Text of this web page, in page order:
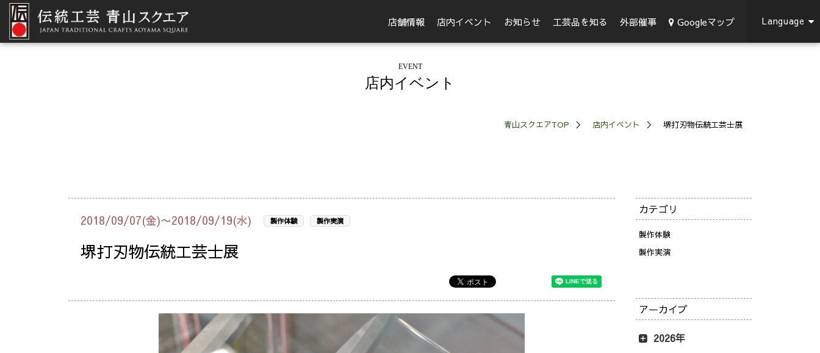
店舗情報 店内イベント お知らせ 工芸品を知る 外部催事 Googleマップ Language
EVENT
店内イベント
青山スクエアTOP 店内イベント 堺打刃物伝統工芸士展
2018/09/07(金)〜2018/09/19(水) 製作体験 製作実演
堺打刃物伝統工芸士展
カテゴリ
製作体験
製作実演
アーカイブ
2026年